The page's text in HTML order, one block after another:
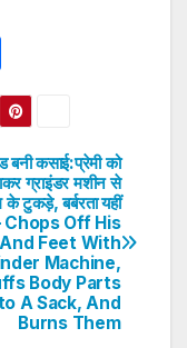
h
ar
e
बनी कसाई:प्रेमी को
ग्राइंडर मशीन से
के टुकड़े, बर्बरता यहीं
Chops Off His
Feet With
Machine,
Body Parts
A Sack, And
Burns Them